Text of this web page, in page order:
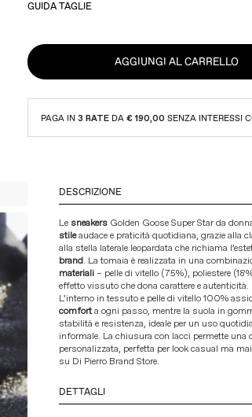
GUIDA TAGLIE
AGGIUNGI AL CARRELLO
PAGA IN3 RATE DA€ 190,00 SENZA INTERESSI
DESCRIZIONE
Le sneakers Golden Goose Super Star da
stileaudace e praticità quotidiana, grazie alla
alla stella laterale leopardata che richiama
brand
. La tomaia è realizzata in una
materiali – pelle di vitello (75%), poliestere
effetto vissuto che dona carattere e autenticità.
L’interno in tessuto e pelle di vitello 100%
comfort a ogni passo, mentre la suola in
stabilità e resistenza, ideale per un uso
informale. La chiusura con lacci permette una
personalizzata, perfetta per look casual ma
su Di Pierro Brand Store
DETTAGLI